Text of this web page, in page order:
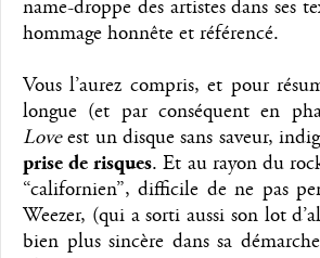
name-droppe des artistes dans ses
hommage honnête et référencé.
Vous l’aurez compris, et pour
longue (et par conséquent en
Loveest un disque sans saveur,
prise de risques. Et au rayon du
“californien”, difficile de ne pas
Weezer, (qui a sorti aussi son lot
bien plus sincère dans sa